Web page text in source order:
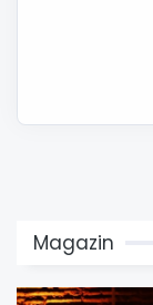
Magazin